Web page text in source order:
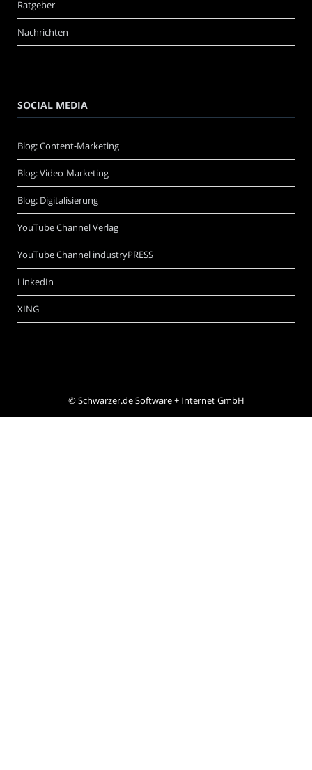
Ratgeber
Nachrichten
SOCIAL MEDIA
Blog: Content-Marketing
Blog: Video-Marketing
Blog: Digitalisierung
YouTube Channel Verlag
YouTube Channel industryPRESS
LinkedIn
XING
©Schwarzer.de Software + Internet GmbH